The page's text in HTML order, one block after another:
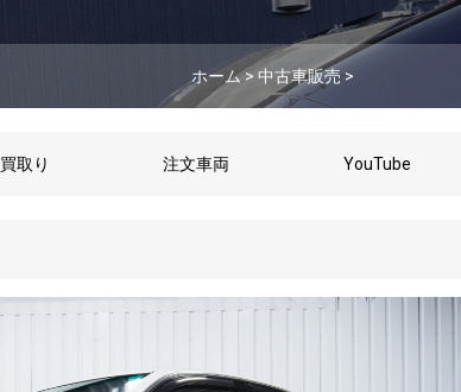
ホーム> 中古車販売>
買取り 注文車両 YouTube